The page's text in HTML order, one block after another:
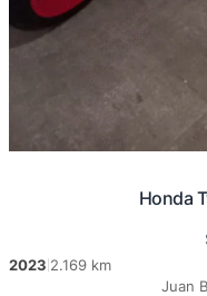
Honda
2023 2.169 km
Juan